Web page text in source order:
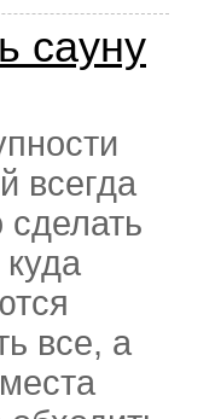
сауну
всегда
все, а